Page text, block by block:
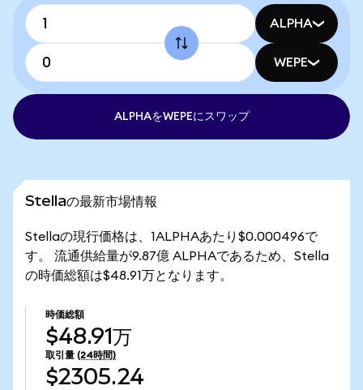
ALPHA
WEPE
ALPHAをWEPEにスワップ
Stellaの最新市場情報
Stellaの現行価格は、1ALPHAあたり$0.000496で
す。 流通供給量が9.87億 ALPHAであるため、Stella
の時価総額は$48.91万となります。
時価総額
$48.91万
取引量 (24時間)
$2305.24